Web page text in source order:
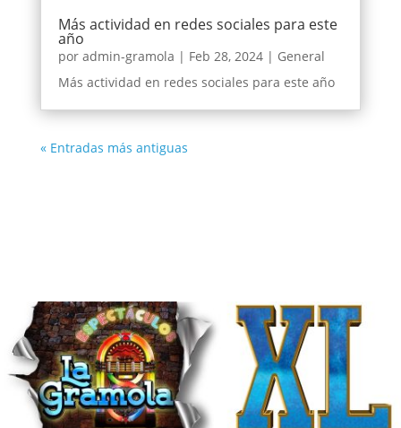
Más actividad en redes sociales para este
año
por admin-gramola | Feb 28, 2024| General
Más actividad en redes sociales para este año
« Entradas más antiguas